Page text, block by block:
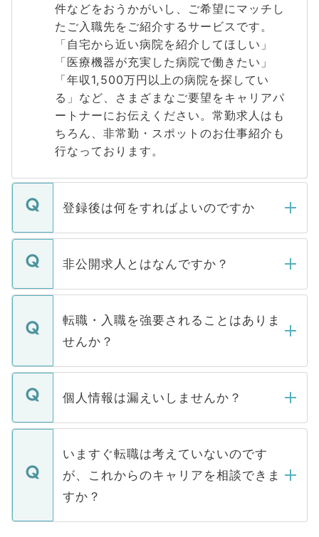
件などをおうかがいし、ご希望にマッチし
たご入職先をご紹介するサービスです。
「自宅から近い病院を紹介してほしい」
「医療機器が充実した病院で働きたい」
「年収1,500万円以上の病院を探してい
る」など、さまざまなご要望をキャリアパ
ートナーにお伝えください。常勤求人はも
ちろん、非常勤・スポットのお仕事紹介も
行なっております。
登録後は何をすればよいのですか
ご登録いただきましたら、弊社担当者がご
登録内容を確認し、その後メールもしくは
ます。通常、5営業日以内にはご連絡をせて
いただきますので、しばらくお待ちくださ
い。
非公開求人とはなんですか？
マイナビDOCTORで取り扱っている求人の
うち約3割は、Webサイトからご覧いただ
けない「非公開求人」です。非公開求人は
下記の理由によって、一般には公開してい
ません。
■応募殺到を避けるため 人気のある医療機
関を公にしてしまうと、応募が殺到する場
に、医療機関が求める条件に合った人材の
みを人材紹介会社に依頼するケースが増え
ています。
転職・入職を強要されることはありま
せんか？
転職・入職を強要することは一切ありませ
ん。また、仮に応募先から内定をいただい
定を承諾する必要はありません。内定先へ
の辞退の連絡はキャリアパートナーが行い
ますので、ご安心ください。
個人情報は漏えいしませんか？
個人情報が漏えいすることはありませんの
で、ご安心ください。当サイトからの登録
などで収集したご登録者様の個人情報は、
ご本人のキャリアアップおよび転職活動の
支援を目的に使用いたします。お預かりし
ているすべての個人データはご本人の許可
いますぐ転職は考えていないのです
が、これからのキャリアを相談できま
すか？